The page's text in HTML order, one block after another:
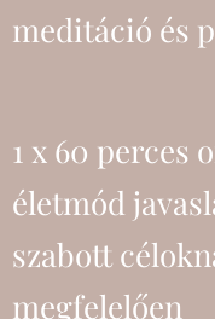
meditáció és
1 x 60 perces
életmód
szabott
megfelelően